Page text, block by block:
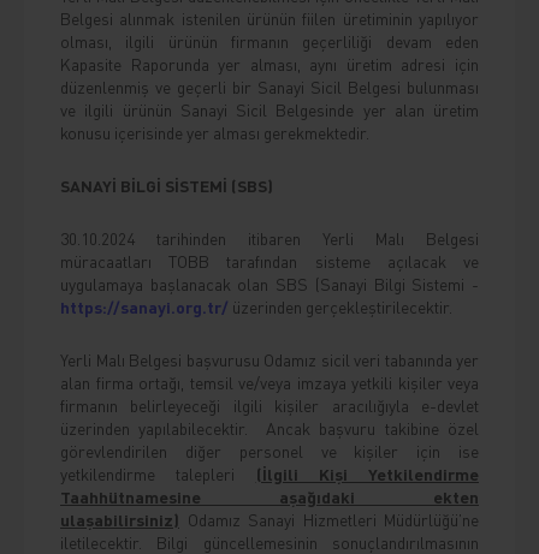
Belgesi alınmak istenilen ürünün fiilen üretiminin yapılıyor
olması, ilgili ürünün firmanın geçerliliği devam eden
Kapasite Raporunda yer alması, aynı üretim adresi için
düzenlenmiş ve geçerli bir Sanayi Sicil Belgesi bulunması
ve ilgili ürünün Sanayi Sicil Belgesinde yer alan üretim
konusu içerisinde yer alması gerekmektedir.
SANAYİ BİLGİ SİSTEMİ (SBS)
30.10.2024 tarihinden itibaren Yerli Malı Belgesi
müracaatları TOBB tarafından sisteme açılacak ve
uygulamaya başlanacak olan SBS (Sanayi Bilgi Sistemi -
https://sanayi.org.tr/ üzerinden gerçekleştirilecektir.
Yerli Malı Belgesi başvurusu Odamız sicil veri tabanında yer
alan firma ortağı, temsil ve/veya imzaya yetkili kişiler veya
firmanın belirleyeceği ilgili kişiler aracılığıyla e-devlet
üzerinden yapılabilecektir. Ancak başvuru takibine özel
görevlendirilen diğer personel ve kişiler için ise
yetkilendirme talepleri (İlgili Kişi Yetkilendirme
Taahhütnamesine aşağıdaki ekten
ulaşabilirsiniz) Odamız Sanayi Hizmetleri Müdürlüğü’ne
iletilecektir. Bilgi güncellemesinin sonuçlandırılmasının